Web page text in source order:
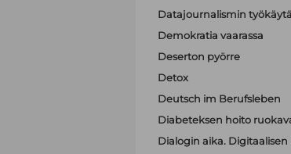
Datajournalismin
Demokratia vaarassa
Deserton pyörre
Detox
Deutsch im Berufsleben
Diabeteksen hoito
Dialogin aika.